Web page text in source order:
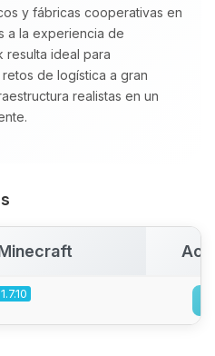
y fábricas cooperativas en
a la experiencia de
resulta ideal para
de logística a gran
realistas en un
1.7.10